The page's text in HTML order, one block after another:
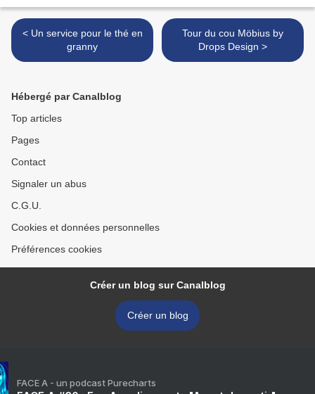
< Un service pour le thé en
granny
Tour du cou Möbius by
Drops Design >
Hébergé par Canalblog
Top articles
Pages
Contact
Signaler un abus
C.G.U.
Cookies et données personnelles
Préférences cookies
Créer un blog sur Canalblog
Créer un blog
FACE A - un podcast Purecharts